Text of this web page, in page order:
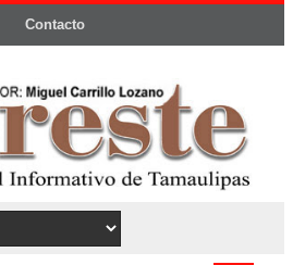
Contacto